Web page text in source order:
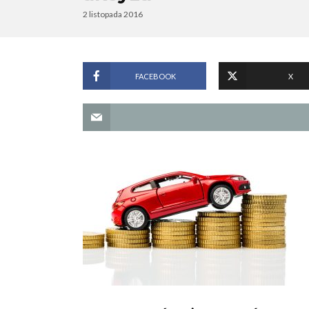
2 listopada 2016
FACEBOOK X